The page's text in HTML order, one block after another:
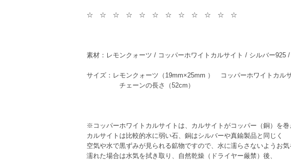
☆ ☆ ☆ ☆ ☆ ☆ ☆ ☆ ☆ ☆ ☆ ☆
素材：レモンクォーツ / コッパーホワイトカルサイト / シルバー925 /
サイズ：レモンクォーツ（19mm×25mm ） コッパーホワイトカル
チェーンの長さ（52cm）
※コッパーホワイトカルサイトは、カルサイトがコッパー（銅）を巻
カルサイトは比較的水に弱い石、銅はシルバーや真鍮製品と同じく
空気や水で黒ずみが見られる鉱物ですので、水に濡らさないようお気
濡れた場合は水気を拭き取り、自然乾燥（ドライヤー厳禁）後、